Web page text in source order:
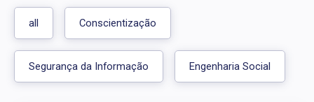
all Conscientização
Segurança da Informação Engenharia Social